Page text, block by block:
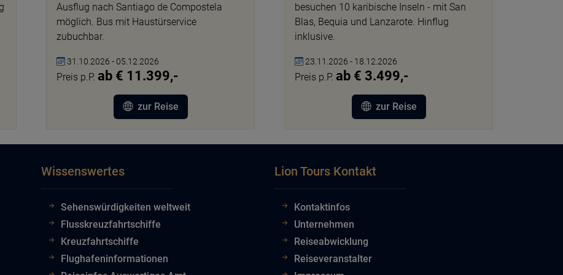
Ausflug nach Santiago de Compostela
möglich. Bus mit Haustürservice
zubuchbar.
31.10.2026 - 05.12.2026
Preis p.P. ab € 11.399,-
zur Reise
besuchen 10 karibische Inseln - mit San
Blas, Bequia und Lanzarote. Hinflug
inklusive.
23.11.2026 - 18.12.2026
Preis p.P. ab € 3.499,-
zur Reise
Wissenswertes
Sehenswürdigkeiten weltweit
Flusskreuzfahrtschiffe
Kreuzfahrtschiffe
Flughafeninformationen
Lion Tours Kontakt
Kontaktinfos
Unternehmen
Reiseabwicklung
Reiseveranstalter